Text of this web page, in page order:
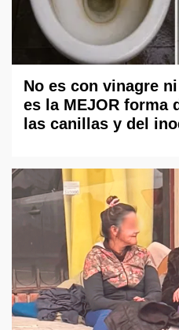
No es con vinagre
es la MEJOR forma
las canillas y del